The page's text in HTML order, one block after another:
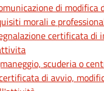
di modifica
morali e
certificata di
scuderia o
di avvio,